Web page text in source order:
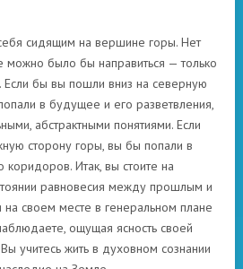
сидящим на вершине горы. Нет
можно было бы направиться — только
Если бы вы пошли вниз на северную
в будущее и его разветвления,
абстрактными понятиями. Если
сторону горы, вы бы попали в
Итак, вы стоите на
равновесия между прошлым и
своем месте в генеральном плане
ощущая ясность своей
учитесь жить в духовном сознании